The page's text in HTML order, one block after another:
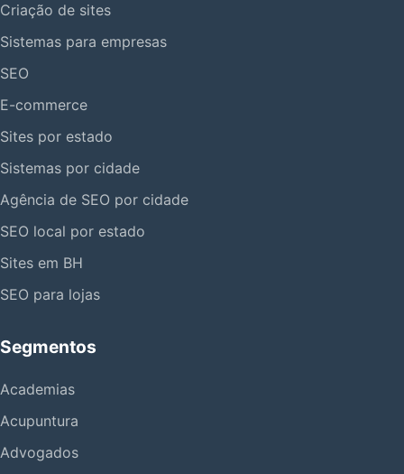
Criação de sites
Sistemas para empresas
SEO
E-commerce
Sites por estado
Sistemas por cidade
Agência de SEO por cidade
SEO local por estado
Sites em BH
SEO para lojas
Segmentos
Academias
Acupuntura
Advogados